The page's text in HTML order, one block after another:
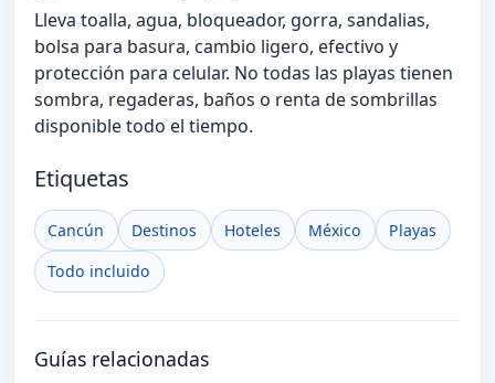
Lleva toalla, agua, bloqueador, gorra, sandalias,
bolsa para basura, cambio ligero, efectivo y
protección para celular. No todas las playas tienen
sombra, regaderas, baños o renta de sombrillas
disponible todo el tiempo.
Etiquetas
Cancún Destinos Hoteles México
Playas
Todo incluido
Guías relacionadas